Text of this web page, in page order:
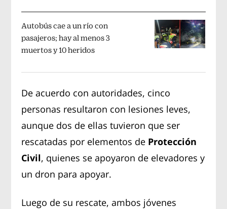
Autobús cae a un río con
pasajeros; hay al menos 3
muertos y 10 heridos
De acuerdo con autoridades, cinco
personas resultaron con lesiones leves,
aunque dos de ellas tuvieron que ser
rescatadas por elementos de Protección
Civil, quienes se apoyaron de elevadores y
un dron para apoyar.
Luego de su rescate, ambos jóvenes